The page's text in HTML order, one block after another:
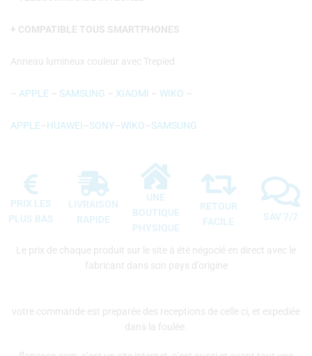
+ COMPATIBLE TOUS SMARTPHONES
Anneau lumineux couleur avec Trepied
– APPLE – SAMSUNG – XIAOMI – WIKO –
APPLE–HUAWEI–SONY–WIKO–SAMSUNG
PRIX LES
PLUS BAS
LIVRAISON
RAPIDE
UNE
BOUTIQUE
PHYSIQUE
RETOUR
FACILE
SAV 7/7
Le prix de chaque produit sur le site à été négocié en direct avec le
fabricant dans son pays d’origine
votre commande est preparée des receptions de celle ci, et expediée
dans la foulée.